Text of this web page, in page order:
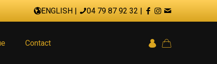
ENGLISH | 04 79 87 92 32 |
Contact